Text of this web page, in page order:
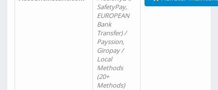
SafetyPay,
EUROPEAN
Bank
Transfer) /
Payssion,
Giropay /
Local
Methods
(20+
Methods)